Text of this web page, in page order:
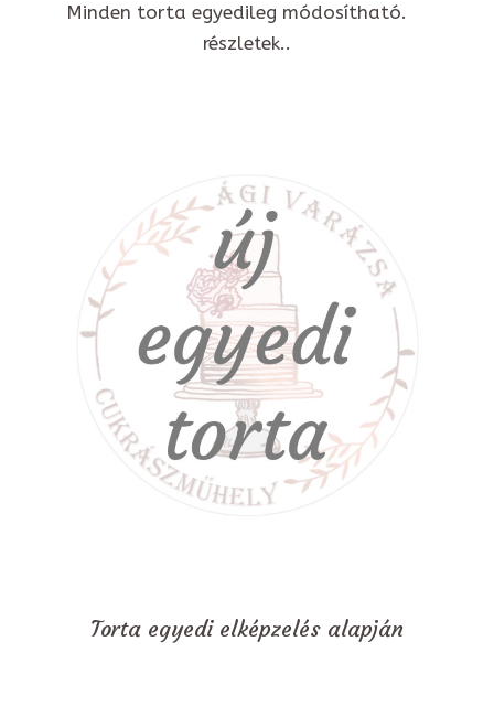
Minden torta egyedileg módosítható.
részletek..
Torta egyedi elképzelés alapján